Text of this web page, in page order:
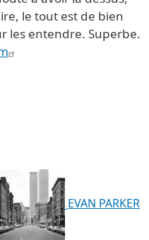
le tout est de bien
les entendre. Superbe.
EVAN PARKER